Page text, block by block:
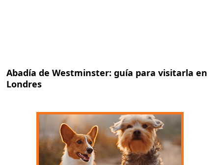
Abadía de Westminster: guía para visitarla en
Londres